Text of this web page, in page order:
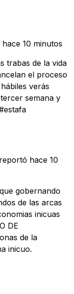
hace 10 minutos
trabas de la vida
el proceso
verás
semana y
hace 10
gobernando
de las arcas
inicuas
DE
de la
inicuo.